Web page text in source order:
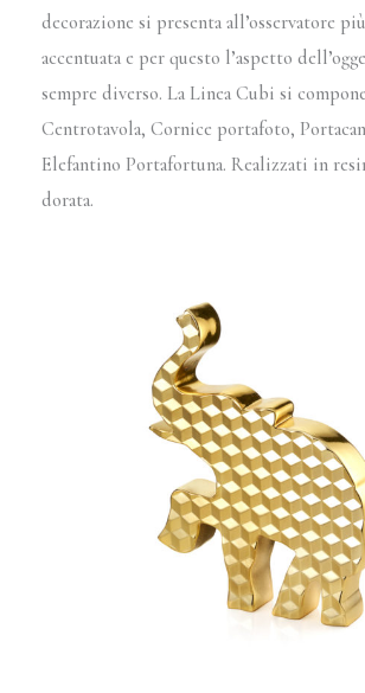
decorazione si presenta all’osservatore
accentuata e per questo l’aspetto
sempre diverso. La Linea Cubi si
Centrotavola, Cornice portafoto,
Elefantino Portafortuna. Realizzati in
dorata.